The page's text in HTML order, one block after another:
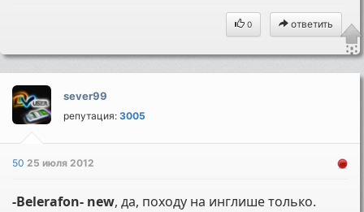
0 ответить
sever99
репутация:3005
5025 июля 2012
-Belerafon- new, да, походу на инглише только.